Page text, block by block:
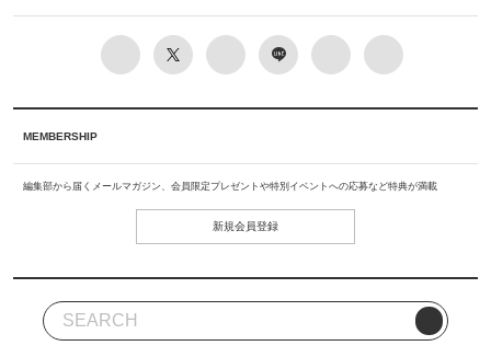
MEMBERSHIP
編集部から届くメールマガジン、会員限定プレゼントや特別イベントへの応募など特典が満載
新規会員登録